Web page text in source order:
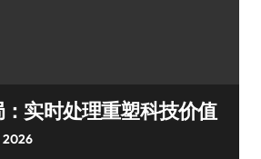
实时处理重塑科技价值
2026